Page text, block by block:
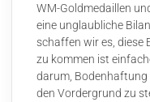
WM-Goldmedaillen
eine unglaubliche
schaffen wir es, diese
zu kommen ist
darum,
den Vordergrund zu